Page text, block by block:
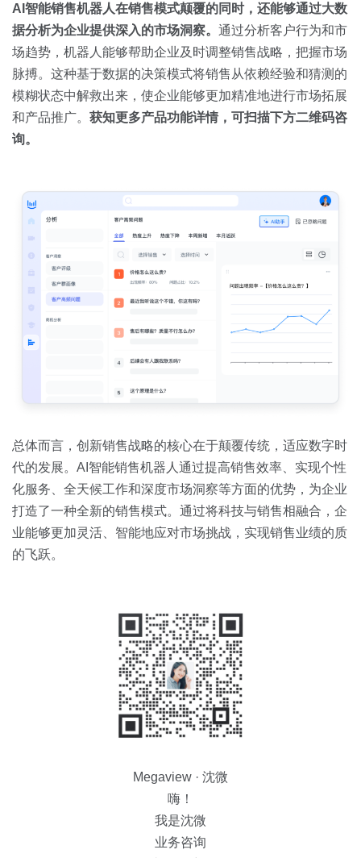
AI智能销售机器人在销售模式颠覆的同时，还能够通过大数
据分析为企业提供深入的市场洞察。 通过分析客户行为和市
场趋势，机器人能够帮助企业及时调整销售战略，把握市场
脉搏。这种基于数据的决策模式将销售从依赖经验和猜测的
模糊状态中解救出来，使企业能够更加精准地进行市场拓展
和产品推广。 获知更多产品功能详情，可扫描下方二维码咨
询。
总体而言，创新销售战略的核心在于颠覆传统，适应数字时
代的发展。AI智能销售机器人通过提高销售效率、实现个性
化服务、全天候工作和深度市场洞察等方面的优势，为企业
打造了一种全新的销售模式。通过将科技与销售相融合，企
业能够更加灵活、智能地应对市场挑战，实现销售业绩的质
的飞跃。
Megaview · 沈微
嗨！
我是沈微
业务咨询